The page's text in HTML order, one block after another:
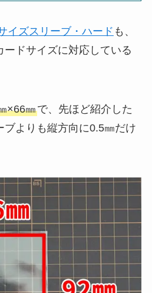
イズスリーブ・ハード も、
ードサイズに対応している
×66㎜で、先ほど紹介した
ブよりも縦方向に0.5㎜だけ